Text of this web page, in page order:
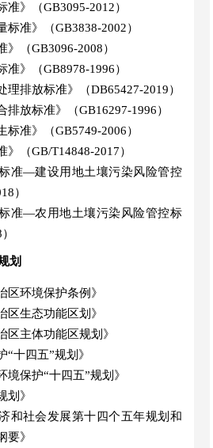
准》（GB3095-2012）
标准》（GB3838-2002）
》（GB3096-2008）
准》（GB8978-1996）
理排放标准》（DB65427-2019）
排放标准》（GB16297-1996）
标准》（GB5749-2006）
》（GB/T14848-2017）
准—建设用地土壤污染风险管控
）
准—农用地土壤污染风险管控标
划
区环境保护条例》
区生态功能区划》
区主体功能区规划》
“十四五”规划》
境保护“十四五”规划》
划》
和社会发展第十四个五年规划和
要》